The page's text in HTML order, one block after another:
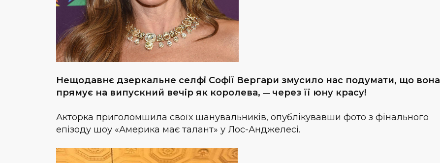
Нещодавнє дзеркальне селфі Софії Вергари змусило нас подумати, що вона
прямує на випускний вечір як королева, — через її юну красу!
Акторка приголомшила своїх шанувальників, опублікувавши фото з фінального
епізоду шоу «Америка має талант» у Лос-Анджелесі.